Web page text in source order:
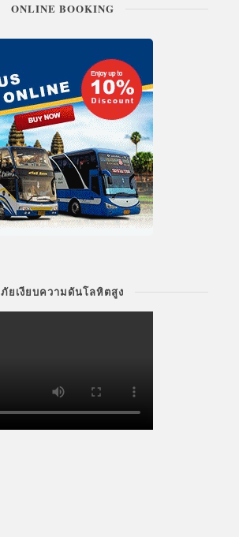
ONLINE BOOKING
ภัยเงียบความดันโลหิตสูง